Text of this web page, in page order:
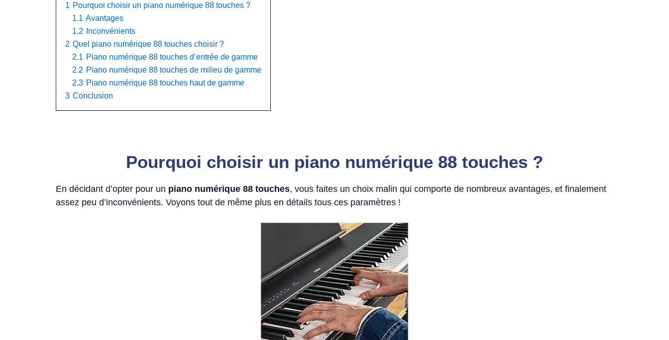
1 Pourquoi choisir un piano numérique 88 touches ?
1.1 Avantages
1.2
Inconvénients
2 Quel piano numérique 88 touches choisir ?
2.1 Piano numérique 88 touches d’entrée de gamme
2.2 Piano numérique 88 touches de milieu de gamme
2.3 Piano numérique 88 touches haut de gamme
3 Conclusion
Pourquoi choisir un piano numérique 88 touches ?
En décidant d’opter pour un piano numérique 88 touches, vous faites un choix malin qui comporte de nombreux avantages, et finalement
assez peu d’inconvénients. Voyons tout de même plus en détails tous ces paramètres !